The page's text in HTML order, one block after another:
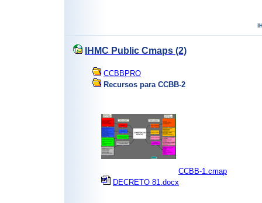
IHMC Public Cmaps (2)
CCBBPRO
Recursos para CCBB-2
CCBB-1.cmap
DECRETO 81.docx